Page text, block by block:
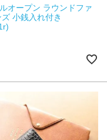
オープン ラウンドファ
小銭入れ付き